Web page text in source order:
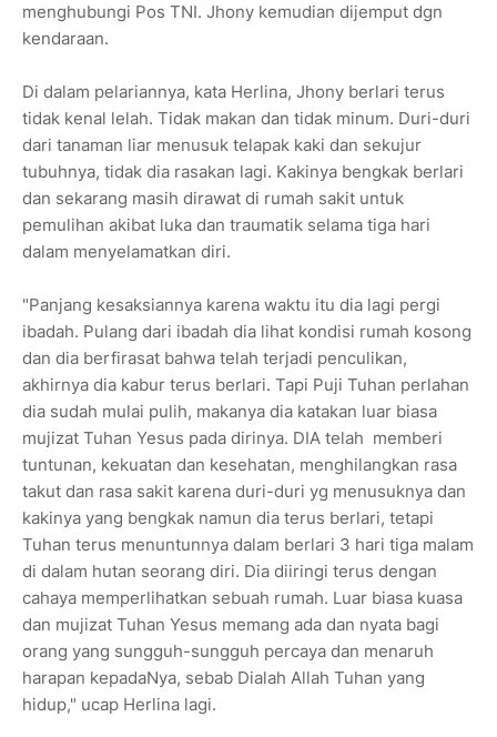
menghubungi Pos TNI. Jhony kemudian dijemput dgn
kendaraan.
Di dalam pelariannya, kata Herlina, Jhony berlari terus
tidak kenal lelah. Tidak makan dan tidak minum. Duri-duri
dari tanaman liar menusuk telapak kaki dan sekujur
tubuhnya, tidak dia rasakan lagi. Kakinya bengkak berlari
dan sekarang masih dirawat di rumah sakit untuk
pemulihan akibat luka dan traumatik selama tiga hari
dalam menyelamatkan diri.
"Panjang kesaksiannya karena waktu itu dia lagi pergi
ibadah. Pulang dari ibadah dia lihat kondisi rumah kosong
dan dia berfirasat bahwa telah terjadi penculikan,
akhirnya dia kabur terus berlari. Tapi Puji Tuhan perlahan
dia sudah mulai pulih, makanya dia katakan luar biasa
mujizat Tuhan Yesus pada dirinya. DIA telah memberi
tuntunan, kekuatan dan kesehatan, menghilangkan rasa
takut dan rasa sakit karena duri-duri yg menusuknya dan
kakinya yang bengkak namun dia terus berlari, tetapi
Tuhan terus menuntunnya dalam berlari 3 hari tiga malam
di dalam hutan seorang diri. Dia diiringi terus dengan
cahaya memperlihatkan sebuah rumah. Luar biasa kuasa
dan mujizat Tuhan Yesus memang ada dan nyata bagi
orang yang sungguh-sungguh percaya dan menaruh
harapan kepadaNya, sebab Dialah Allah Tuhan yang
hidup," ucap Herlina lagi.